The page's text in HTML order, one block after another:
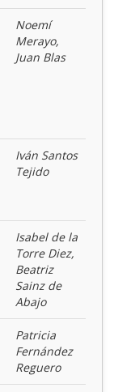
Noemí
Merayo,
Juan Blas
Iván Santos
Tejido
Isabel de la
Torre Diez,
Beatriz
Sainz de
Abajo
Patricia
Fernández
Reguero